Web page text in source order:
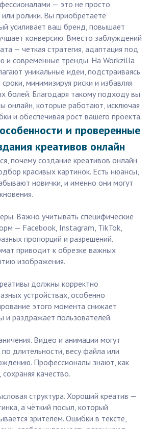
— это не просто
ролики. Вы приобретаете
усиливает ваш бренд, повышает
конверсию. Вместо заблуждений
— четкая стратегия, адаптация под
и современные тренды. На Workzilla
уникальные идеи, подстраиваясь
минимизируя риски и избавляя
болей. Благодаря такому подходу вы
онлайн, которые работают, исключая
и обеспечивая рост вашего проекта.
и проверенные
креативов онлайн
почему создание креативов онлайн
красивых картинок. Есть нюансы,
новички, и именно они могут
Важно учитывать специфические
— Facebook, Instagram, TikTok,
пропорций и разрешений.
приводит к обрезке важных
изображения.
должны корректно
устройствах, особенно
этого момента снижает
и раздражает пользователей.
Видео и анимации могут
длительности, весу файла или
Профессионалы знают, как
качество.
структура. Хороший креатив —
а чёткий посыл, который
зрителем. Ошибки в тексте,